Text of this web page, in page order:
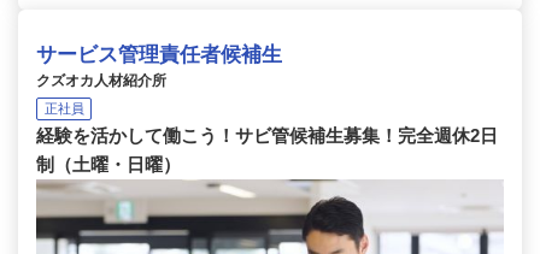
サービス管理責任者候補生
クズオカ人材紹介所
正社員
経験を活かして働こう！サビ管候補生募集！完全週休2日
制（土曜・日曜）